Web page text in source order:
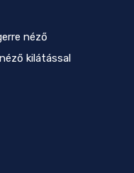
néző
kilátással